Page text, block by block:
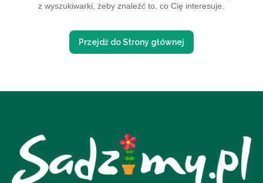
z wyszukiwarki, żeby znaleźć to, co Cię interesuje.
Przejdź do Strony głównej